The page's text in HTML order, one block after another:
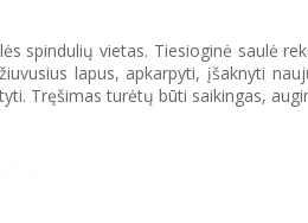
spindulių vietas. Tiesioginė saulė
lapus, apkarpyti, įšaknyti
Tręšimas turėtų būti saikingas,